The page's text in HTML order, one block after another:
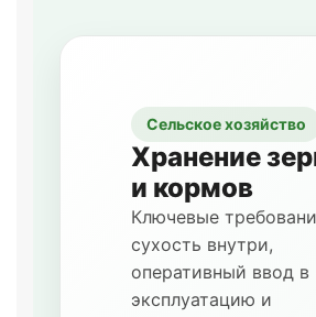
Сельское хозяйство
Хранение
и кормов
Ключевые
сухость внутри,
оперативный ввод в
эксплуатацию и